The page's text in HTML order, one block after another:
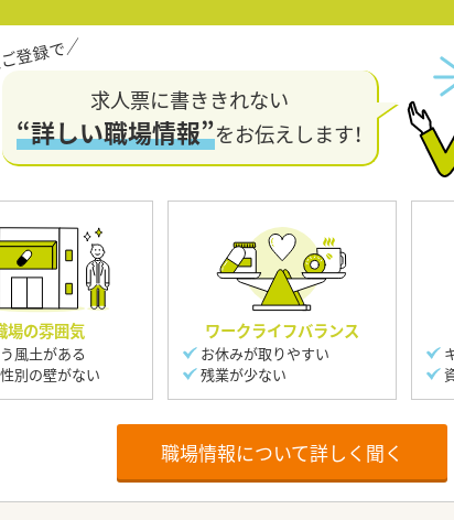
求人票に書ききれない
“詳しい職場情報”をお伝えします！
場の雰囲気
風土がある
別の壁がない
ワークライフバランス
お休みが取りやすい
残業が少ない
職場情報について詳しく聞く